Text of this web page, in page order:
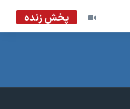
پخش زنده